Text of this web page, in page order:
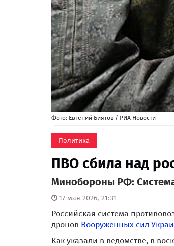
Фото: Евгений Биятов / РИА Новости
Политика
ПВО сбила над
Минобороны РФ:
17 мая 2026, 21:31
Российская система
дронов Вооруженных сил
Как указали в ведомстве, в